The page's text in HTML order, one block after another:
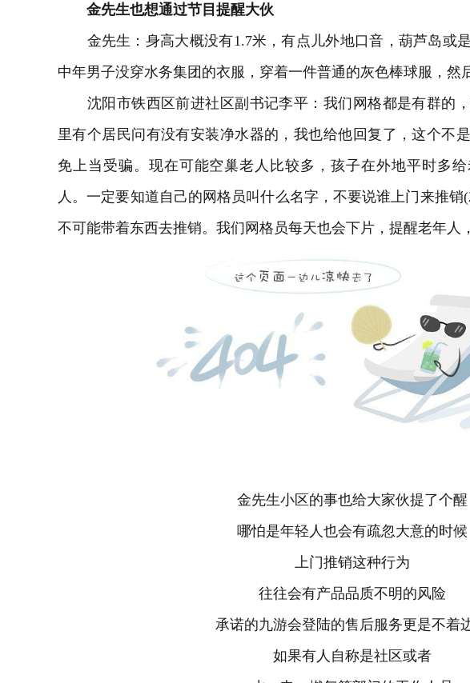
金先生也想通过节目提醒大伙
金先生：身高大概没有1.7米，有点儿外地口音，葫芦岛或
中年男子没穿水务集团的衣服，穿着一件普通的灰色棒球服，然
沈阳市铁西区前进社区副书记李平：我们网格都是有群的，
里有个居民问有没有安装净水器的，我也给他回复了，这个不
免上当受骗。现在可能空巢老人比较多，孩子在外地平时多
人。一定要知道自己的网格员叫什么名字，不要说谁上门来推销
不可能带着东西去推销。我们网格员每天也会下片，提醒老年人
金先生小区的事也给大家伙提了个醒
哪怕是年轻人也会有疏忽大意的时候
上门推销这种行为
往往会有产品品质不明的风险
承诺的九游会登陆的售后服务更是不着
如果有人自称是社区或者